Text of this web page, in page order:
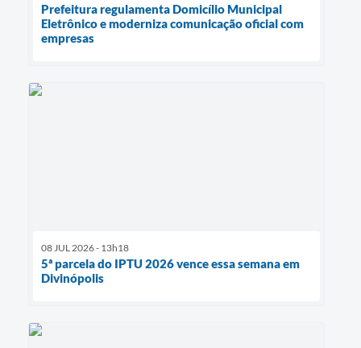
Prefeitura regulamenta Domicílio Municipal
Eletrônico e moderniza comunicação oficial com
empresas
08 JUL 2026 - 13h18
5ª parcela do IPTU 2026 vence essa semana em
Divinópolis